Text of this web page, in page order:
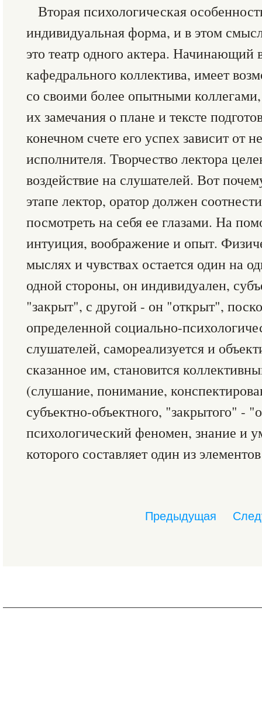
Вторая психологическая
индивидуальная форма, и в этом
это театр одного актера. Начинающий
кафедрального коллектива, имеет
со своими более опытными
их замечания о плане и тексте
конечном счете его успех зависит от
исполнителя. Творчество лектора
воздействие на слушателей. Вот
этапе лектор, оратор должен
посмотреть на себя ее глазами. На
интуиция, воображение и опыт.
мыслях и чувствах остается один на
одной стороны, он индивидуален,
"закрыт", с другой - он "открыт",
определенной социально-
слушателей, самореализуется и
сказанное им, становится
(слушание, понимание,
субъектно-объектного, "закрытого" -
психологический феномен, знание и
которого составляет один из
Предыдущая